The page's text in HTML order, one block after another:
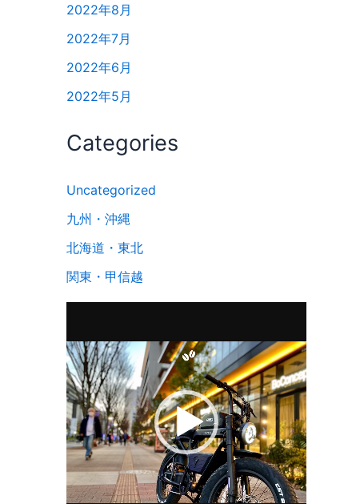
2022年8月
2022年7月
2022年6月
2022年5月
Categories
Uncategorized
九州・沖縄
北海道・東北
関東・甲信越
画
プ
レ
ー
ヤ
ー